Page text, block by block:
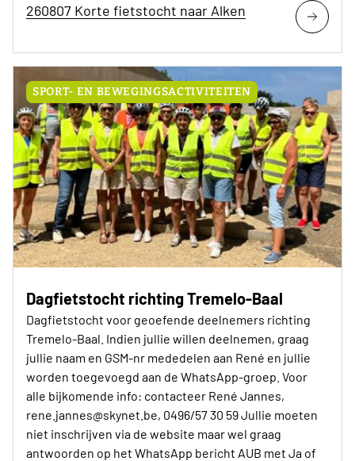
260807 Korte fietstocht naar Alken
SPORT- EN BEWEGINGSACTIVITEITEN
Dagfietstocht richting Tremelo-Baal
Dagfietstocht voor geoefende deelnemers richting
Tremelo-Baal. Indien jullie willen deelnemen, graag
jullie naam en GSM-nr mededelen aan René en jullie
worden toegevoegd aan de WhatsApp-groep. Voor
alle bijkomende info: contacteer René Jannes,
rene.jannes@skynet.be, 0496/57 30 59 Jullie moeten
niet inschrijven via de website maar wel graag
antwoorden op het WhatsApp bericht AUB met Ja of